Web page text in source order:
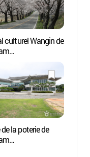
culturel Wangin de
la poterie de